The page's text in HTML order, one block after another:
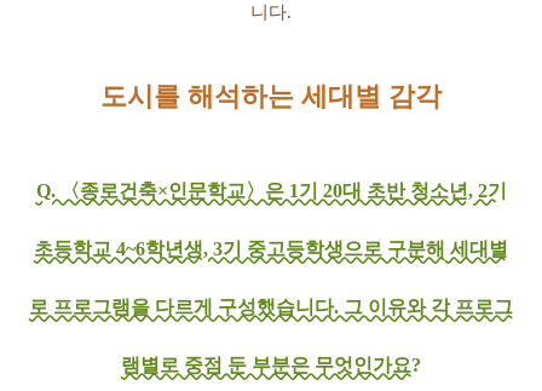
니다.
도시를 해석하는 세대별 감각
Q. 〈종로건축×인문학교〉은 1기 20대 초반 청소년, 2기
초등학교 4~6학년생, 3기 중고등학생으로 구분해 세대별
로 프로그램을 다르게 구성했습니다. 그 이유와 각 프로그
램별로 중점 둔 부분은 무엇인가요?